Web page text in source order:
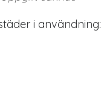
i användning: